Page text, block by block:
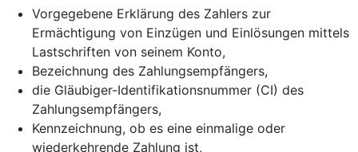
Vorgegebene Erklärung des Zahlers zur
Ermächtigung von Einzügen und Einlösungen mittels
Lastschriften von seinem Konto,
Bezeichnung des Zahlungsempfängers,
die Gläubiger-Identifikationsnummer (CI) des
Zahlungsempfängers,
Kennzeichnung, ob es eine einmalige oder
wiederkehrende Zahlung ist,